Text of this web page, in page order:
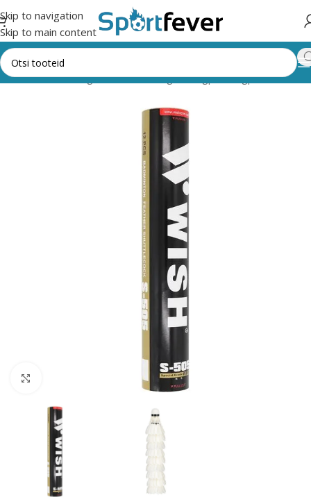
Skip to navigation
Skip to main content
Esileht Kõik kategooriad Pallimängud Sulgpall Sulgpallid NILS
Suurendamiseks klõpsake